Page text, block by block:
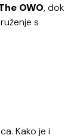
OWO, dok
s
Kako je i